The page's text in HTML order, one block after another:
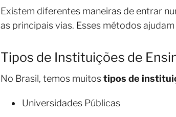
Existem diferentes maneiras de entrar
as principais vias. Esses métodos
Tipos de Instituições de
No Brasil, temos muitostipos de
Universidades Públicas